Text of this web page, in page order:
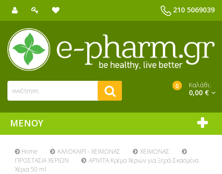
210 5069039
0 Καλάθι:
0,00 €
ΜΕΝΟΎ
Home ΚΑΛΟΚΑΙΡΙ - ΧΕΙΜΩΝΑΣ
ΧΕΙΜΩΝΑΣ
ΠΡΟΣΤΑΣΙΑ ΧΕΡΙΩΝ
APIVITA Κρέμα Χεριών για Ξηρά-Σκασμένα
Χέρια 50 ml